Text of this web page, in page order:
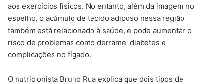
aos exercícios físicos. No entanto, além da imagem no
espelho, o acúmulo de tecido adiposo nessa região
também está relacionado à saúde, e pode aumentar o
risco de problemas como derrame, diabetes e
complicações no fígado.
O nutricionista Bruno Rua explica que dois tipos de